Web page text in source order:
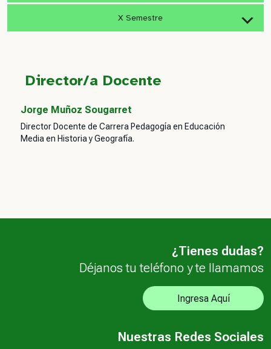
X Semestre
Director/a Docente
Jorge Muñoz Sougarret
Director Docente de Carrera Pedagogía en Educación
Media en Historia y Geografía.
¿Tienes dudas?
Déjanos tu teléfono y te llamamos
Ingresa Aquí
Nuestras Redes Sociales